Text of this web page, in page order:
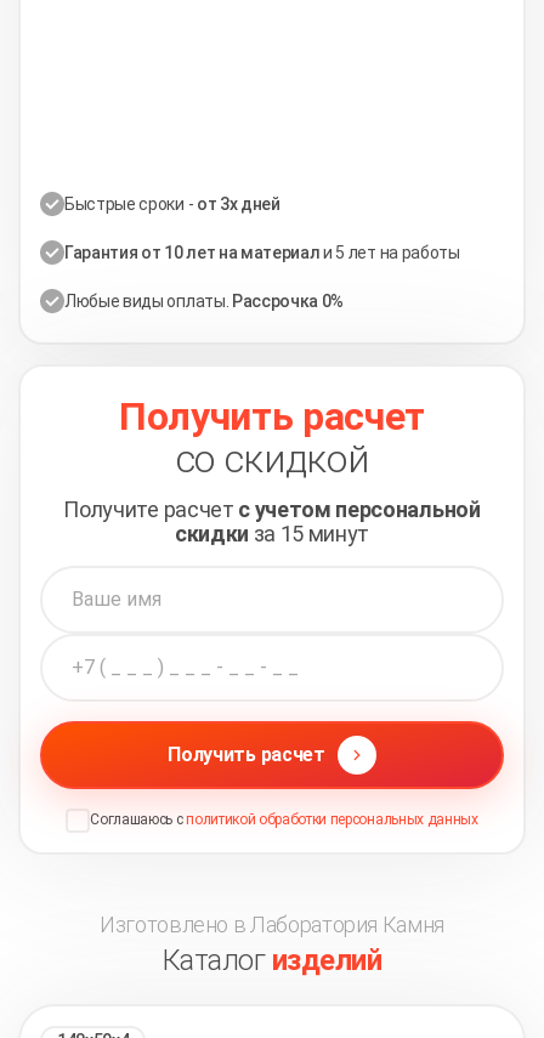
Быстрые сроки - от 3х дней
Гарантия от 10 лет на материали 5 лет на работы
Любые виды оплаты. Рассрочка 0%
Получить расчет
со скидкой
Получите расчет с учетом персональной
скидки за 15 минут
Получить расчет
Соглашаюсь сполитикой обработки персональных данных
Изготовлено в Лаборатория Камня
Каталог изделий